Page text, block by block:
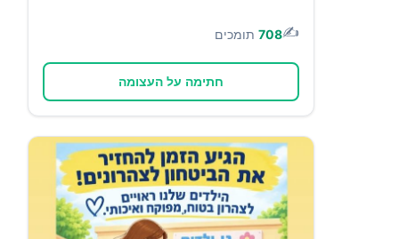
✍️
708 תומכים
חתימה על העצומה